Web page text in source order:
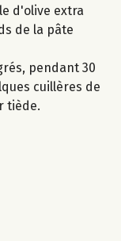
d'olive extra
de la pâte
pendant 30
cuillères de
tiède.